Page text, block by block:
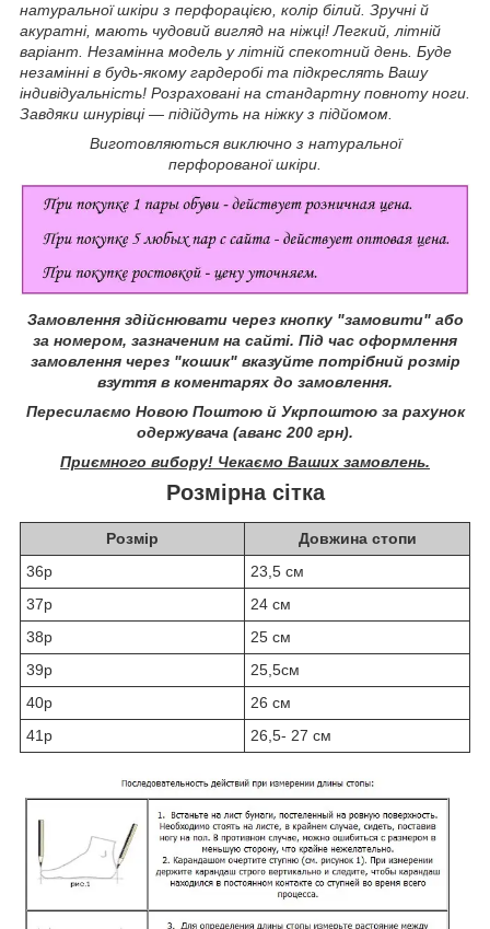
натуральної шкіри з перфорацією, колір білий. Зручні й
акуратні, мають чудовий вигляд на ніжці! Легкий, літній
варіант. Незамінна модель у літній спекотний день. Буде
незамінні в будь-якому гардеробі та підкреслять Вашу
індивідуальність! Розраховані на стандартну повноту ноги.
Завдяки шнурівці — підійдуть на ніжку з підйомом.
Виготовляються виключно з натуральної
перфорованої шкіри.
Замовлення здійснювати через кнопку "замовити" або
за номером, зазначеним на сайті. Під час оформлення
замовлення через "кошик" вказуйте потрібний розмір
взуття в коментарях до замовлення.
Пересилаємо Новою Поштою й Укрпоштою за рахунок
одержувача (аванс 200 грн).
Приємного вибору! Чекаємо Ваших замовлень.
Розмірна сітка
Розмір
Довжина стопи
36р
23,5 см
37р
24 см
38р
25 см
39р
25,5см
40р
26 см
41р
26,5- 27 см